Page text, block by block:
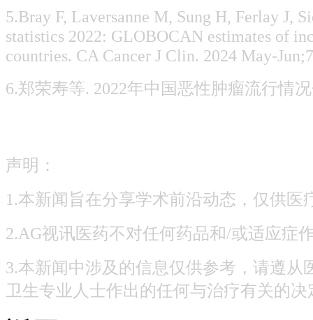
5.Bray F, Laversanne M, Sung H, Ferlay J,
statistics 2022: GLOBOCAN estimates of
countries. CA Cancer J Clin. 2024 May-
6.郑荣寿等. 2022年中国恶性肿瘤流行情
声明：
1.本新闻旨在分享学术前沿动态，仅供
2.AG视讯医药不对任何药品和/或适应症
3.本新闻中涉及的信息仅供参考，请遵
卫生专业人士作出的任何与治疗有关的